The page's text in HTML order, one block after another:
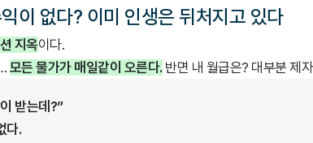
이 없다? 이미 인생은 뒤처지고 있다
지옥이다.
모든 물가가 매일같이 오른다. 반면 내 월급은? 대부분 제
받는데?”
다.